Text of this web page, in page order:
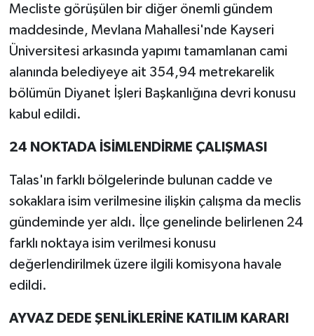
Mecliste görüşülen bir diğer önemli gündem
maddesinde, Mevlana Mahallesi'nde Kayseri
Üniversitesi arkasında yapımı tamamlanan cami
alanında belediyeye ait 354,94 metrekarelik
bölümün Diyanet İşleri Başkanlığına devri konusu
kabul edildi.
24 NOKTADA İSİMLENDİRME ÇALIŞMASI
Talas'ın farklı bölgelerinde bulunan cadde ve
sokaklara isim verilmesine ilişkin çalışma da meclis
gündeminde yer aldı. İlçe genelinde belirlenen 24
farklı noktaya isim verilmesi konusu
değerlendirilmek üzere ilgili komisyona havale
edildi.
AYVAZ DEDE ŞENLİKLERİNE KATILIM KARARI